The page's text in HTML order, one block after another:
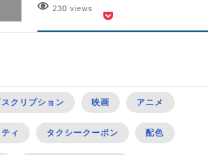
230 views
クリプション 映画 アニメ
ィ タクシークーポン 配色